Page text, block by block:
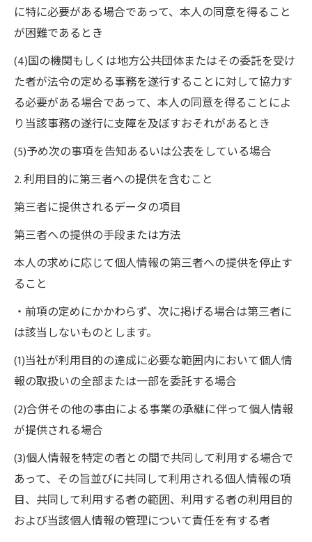
に特に必要がある場合であって、本人の同意を得ること
が困難であるとき
(4)国の機関もしくは地方公共団体またはその委託を受け
た者が法令の定める事務を遂行することに対して協力す
る必要がある場合であって、本人の同意を得ることによ
り当該事務の遂行に支障を及ぼすおそれがあるとき
(5)予め次の事項を告知あるいは公表をしている場合
2. 利用目的に第三者への提供を含むこと
第三者に提供されるデータの項目
第三者への提供の手段または方法
本人の求めに応じて個人情報の第三者への提供を停止す
ること
・前項の定めにかかわらず、次に掲げる場合は第三者に
は該当しないものとします。
(1)当社が利用目的の達成に必要な範囲内において個人情
報の取扱いの全部または一部を委託する場合
(2)合併その他の事由による事業の承継に伴って個人情報
が提供される場合
(3)個人情報を特定の者との間で共同して利用する場合で
あって、その旨並びに共同して利用される個人情報の項
目、共同して利用する者の範囲、利用する者の利用目的
および当該個人情報の管理について責任を有する者